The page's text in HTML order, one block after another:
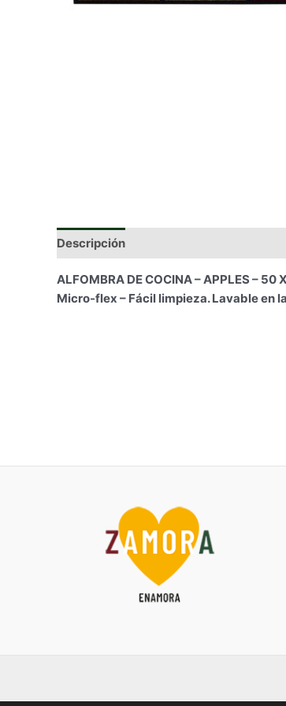
Descripción
ALFOMBRA DE COCINA – APPLES –
Micro-flex – Fácil limpieza. Lavable en